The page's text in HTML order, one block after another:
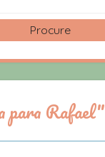
para Rafael"